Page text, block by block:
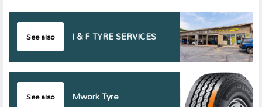
See also I & F TYRE SERVICES
See also Mwork Tyre